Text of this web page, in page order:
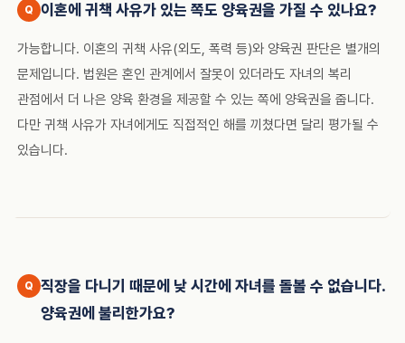
이혼에 귀책 사유가 있는 쪽도 양육권을 가질 수 있나요?
가능합니다. 이혼의 귀책 사유(외도, 폭력 등)와 양육권 판단은 별개의
문제입니다. 법원은 혼인 관계에서 잘못이 있더라도 자녀의 복리
관점에서 더 나은 양육 환경을 제공할 수 있는 쪽에 양육권을 줍니다.
다만 귀책 사유가 자녀에게도 직접적인 해를 끼쳤다면 달리 평가될 수
있습니다.
직장을 다니기 때문에 낮 시간에 자녀를 돌볼 수 없습니다.
양육권에 불리한가요?